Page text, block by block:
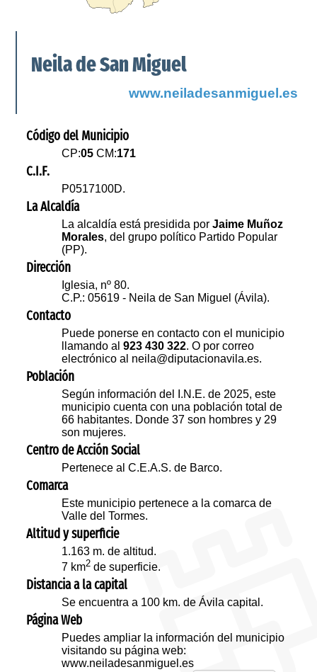
Neila de San Miguel
www.neiladesanmiguel.es
Código del Municipio
CP:05 CM:171
C.I.F.
P0517100D.
La Alcaldía
La alcaldía está presidida porJaime Muñoz
Morales, del grupo político Partido Popular
(PP).
Dirección
Iglesia, nº 80.
C.P.: 05619 - Neila de San Miguel (Ávila).
Contacto
Puede ponerse en contacto con el municipio
llamando al923 430 322. O por correo
electrónico al neila@diputacionavila.es.
Población
Según información del I.N.E. de 2025, este
municipio cuenta con una población total de
66 habitantes. Donde 37 son hombres y 29
son mujeres.
Centro de Acción Social
Pertenece al C.E.A.S. de Barco.
Comarca
Este municipio pertenece a la comarca de
Valle del Tormes.
Altitud y superficie
1.163 m. de altitud.
7 km2 de superficie.
Distancia a la capital
Se encuentra a 100 km. de Ávila capital.
Página Web
Puedes ampliar la información del municipio
visitando su página web:
www.neiladesanmiguel.es